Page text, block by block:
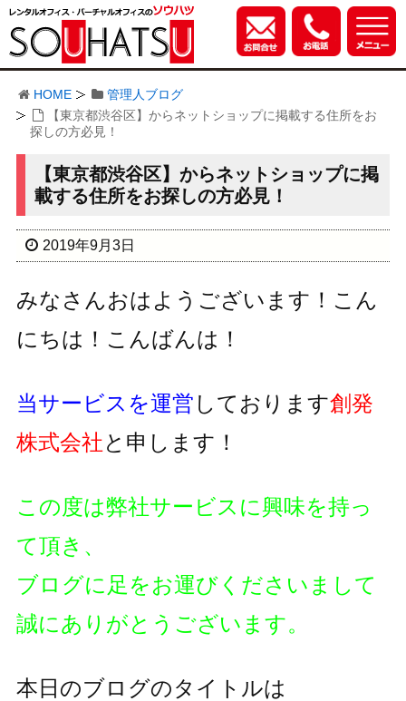
HOME
管理人ブログ
【東京都渋谷区】からネットショップに掲載する住所をお
探しの方必見！
【東京都渋谷区】からネットショップに掲
載する住所をお探しの方必見！
2019年9月3日
みなさんおはようございます！こん
にちは！こんばんは！
当サービスを運営 しております創発
株式会社と申します！
この度は弊社サービスに興味を持っ
て頂き、
ブログに足をお運びくださいまして
誠にありがとうございます。
本日のブログのタイトルは